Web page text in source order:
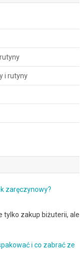
i rutyny
zaręczynowy?
tylko zakup biżuterii, ale
i co zabrać ze